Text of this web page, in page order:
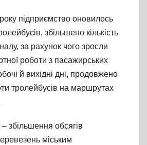
підприємство оновилось
збільшено кількість
за рахунок чого зросли
роботи з пасажирських
й вихідні дні, продовжено
тролейбусів на маршрутах
збільшення обсягів
міським